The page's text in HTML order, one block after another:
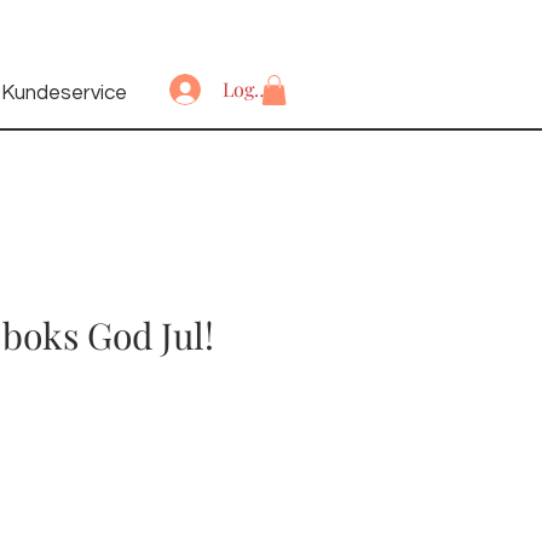
Kundeservice Logg inn
God Jul!